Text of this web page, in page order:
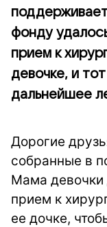
фонду
прием к
девочке, и
дальнейшее
Дорогие
собранные в
Мама девочки
прием к
ее дочке,